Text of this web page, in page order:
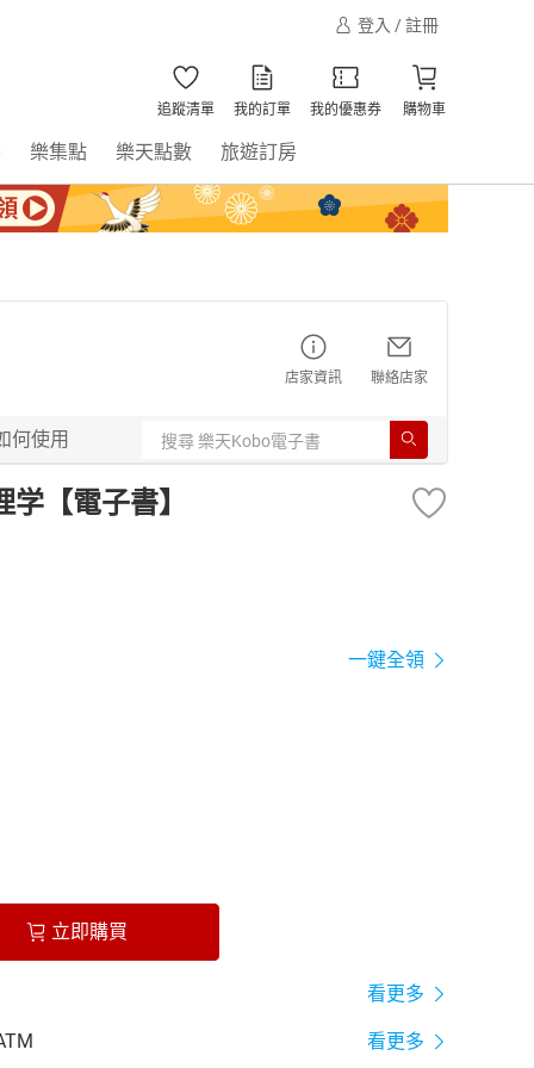
登入 / 註冊
追蹤清單 我的訂單 我的優惠券 購物車
樂集點 樂天點數 旅遊訂房
店家資訊 聯絡店家
何使用
【電子書】
一鍵全領
立即購買
看更多
看更多